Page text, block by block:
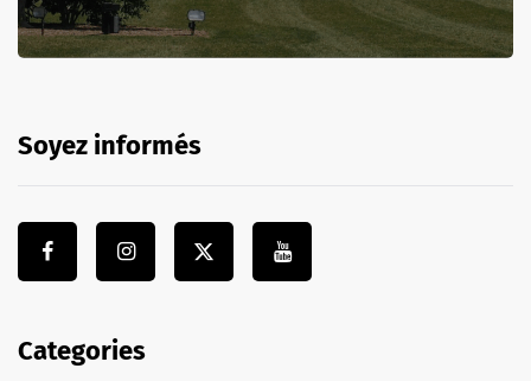
Soyez informés
Categories